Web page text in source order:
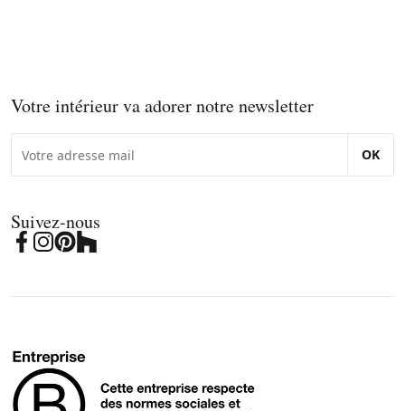
Votre intérieur va adorer notre newsletter
OK
Suivez-nous